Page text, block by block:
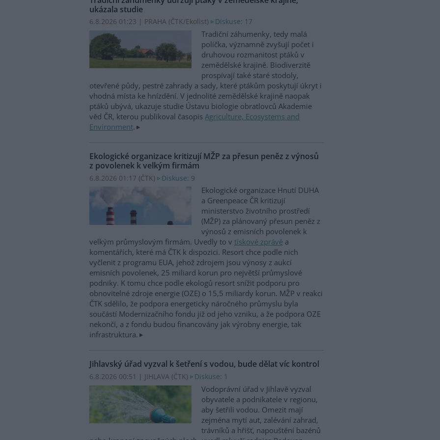
ukázala studie
6.8.2026 01:23 | PRAHA (ČTK/Ekolist) Diskuse: 17
Tradiční záhumenky, tedy malá
políčka, významně zvyšují počet i
druhovou rozmanitost ptáků v
zemědělské krajině. Biodiverzitě
prospívají také staré stodoly,
otevřené půdy, pestré zahrady a sady, které ptákům poskytují úkryt i
vhodná místa ke hnízdění. V jednolité zemědělské krajině naopak
ptáků ubývá, ukazuje studie Ústavu biologie obratlovců Akademie
věd ČR, kterou publikoval časopis Agriculture, Ecosystems and
Environment.
Ekologické organizace kritizují MŽP za přesun peněz z výnosů
z povolenek k velkým firmám
6.8.2026 01:17 (ČTK) Diskuse: 9
Ekologické organizace Hnutí DUHA
a Greenpeace ČR kritizují
ministerstvo životního prostředí
(MŽP) za plánovaný přesun peněz z
výnosů z emisních povolenek k
velkým průmyslovým firmám. Uvedly to v tiskové zprávě a
komentářích, které má ČTK k dispozici. Resort chce podle nich
vyčlenit z programu EUA, jehož zdrojem jsou výnosy z aukcí
emisních povolenek, 25 miliard korun pro největší průmyslové
podniky. K tomu chce podle ekologů resort snížit podporu pro
obnovitelné zdroje energie (OZE) o 15,5 miliardy korun. MŽP v reakci
ČTK sdělilo, že podpora energeticky náročného průmyslu byla
součástí Modernizačního fondu již od jeho vzniku, a že podpora OZE
nekončí, a z fondu budou financovány jak výrobny energie, tak
infrastruktura.
Jihlavský úřad vyzval k šetření s vodou, bude dělat víc kontrol
6.8.2026 00:51 | JIHLAVA (ČTK) Diskuse: 1
Vodoprávní úřad v Jihlavě vyzval
obyvatele a podnikatele v regionu,
aby šetřili vodou. Omezit mají
zejména mytí aut, zalévání zahrad,
trávníků a hřišť, napouštění bazénů